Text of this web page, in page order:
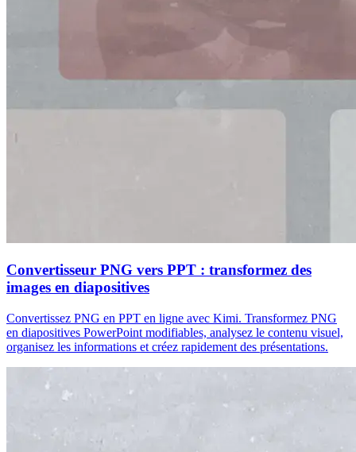
Convertisseur PNG vers PPT : transformez des
images en diapositives
Convertissez PNG en PPT en ligne avec Kimi. Transformez PNG
en diapositives PowerPoint modifiables, analysez le contenu visuel,
organisez les informations et créez rapidement des présentations.